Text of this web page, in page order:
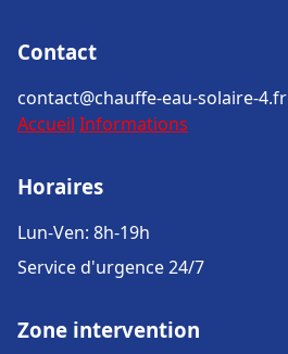
Contact
contact@chauffe-eau-solaire-4.fr
Accueil Informations
Horaires
Lun-Ven: 8h-19h
Service d'urgence 24/7
Zone intervention